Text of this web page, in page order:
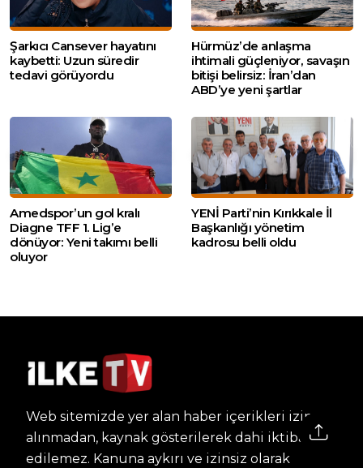
Şarkıcı Cansever hayatını
kaybetti: Uzun süredir
tedavi görüyordu
Hürmüz’de anlaşma
ihtimali güçleniyor, savaşın
bitişi belirsiz: İran’dan
ABD’ye yeni şartlar
Amedspor’un gol kralı
Diagne TFF 1. Lig’e
dönüyor: Yeni takımı belli
oluyor
YENİ Parti’nin Kırıkkale İl
Başkanlığı yönetim
kadrosu belli oldu
Web sitemizde yer alan haber içerikleri izin
alınmadan, kaynak gösterilerek dahi iktibas
edilemez. Kanuna aykırı ve izinsiz olarak